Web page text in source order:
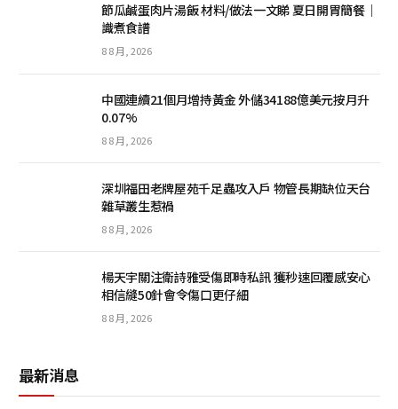
節瓜鹹蛋肉片湯飯 材料/做法一文睇 夏日開胃簡餐｜
識煮食譜
8 8 月, 2026
中國連續21個月增持黃金 外儲34188億美元按月升
0.07%
8 8 月, 2026
深圳福田老牌屋苑千足蟲攻入戶 物管長期缺位天台
雜草叢生惹禍
8 8 月, 2026
楊天宇關注衛詩雅受傷即時私訊 獲秒速回覆感安心
相信縫50針會令傷口更仔細
8 8 月, 2026
最新消息